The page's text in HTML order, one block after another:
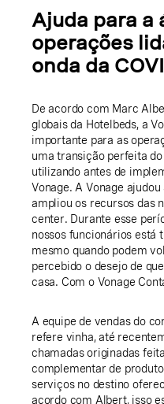
Ajuda para a
operações
onda da
De acordo com Marc
globais da Hotelbeds, a
importante para as
uma transição perfeita
utilizando antes de
Vonage. A Vonage
ampliou os recursos das
center. Durante esse
nossos funcionários está
mesmo quando podem
percebido o desejo de
casa. Com o Vonage
A equipe de vendas do
refere vinha, até
chamadas originadas
complementar de
serviços no destino
acordo com Albert, isso